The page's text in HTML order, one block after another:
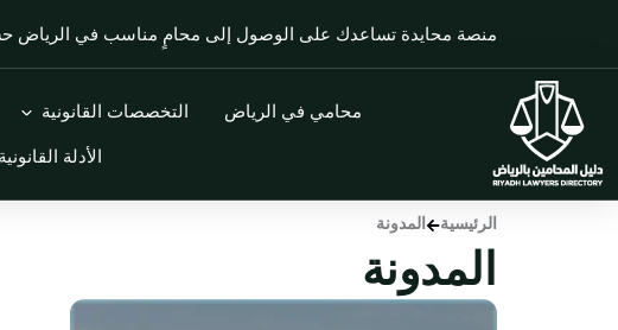
المحتوى
منصة محايدة تساعدك على الوصول إلى محامٍ مناسب في الرياض
محامي في الرياض التخصصات القانونية Open التخصصات القانونية
الأدلة القانونية
الرئيسية المدونة
المدونة